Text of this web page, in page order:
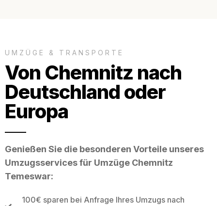
UMZÜGE & TRANSPORTE
Von Chemnitz nach
Deutschland oder
Europa
Genießen Sie die besonderen Vorteile unseres
Umzugsservices für Umzüge Chemnitz
Temeswar:
100€ sparen bei Anfrage Ihres Umzugs nach